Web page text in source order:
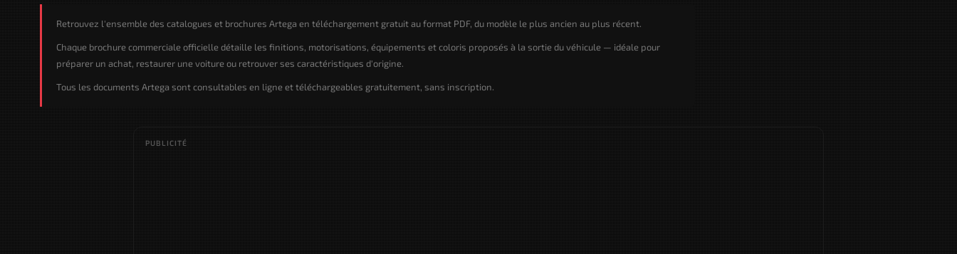
Retrouvez l'ensemble des catalogues et brochures Artega en téléchargement gratuit au format PDF, du modèle le plus ancien au plus récent.
Chaque brochure commerciale officielle détaille les finitions, motorisations, équipements et coloris proposés à la sortie du véhicule — idéale pour
préparer un achat, restaurer une voiture ou retrouver ses caractéristiques d'origine.
Tous les documents Artega sont consultables en ligne et téléchargeables gratuitement, sans inscription.
PUBLICITÉ